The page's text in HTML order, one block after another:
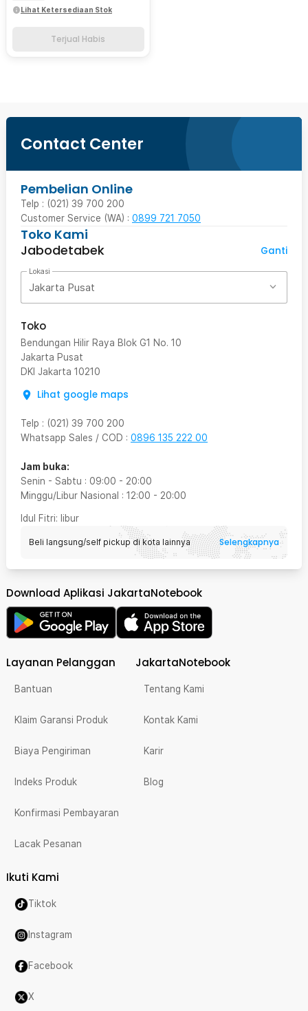
Lihat Ketersediaan Stok
Terjual Habis
Contact Center
Pembelian Online
Telp : (021) 39 700 200
Customer Service (WA) : 0899 721 7050
Toko Kami
Jabodetabek
Ganti
Lokasi
Jakarta Pusat
Toko
Bendungan Hilir Raya Blok G1 No. 10
Jakarta Pusat
DKI Jakarta 10210
Lihat google maps
Telp : (021) 39 700 200
Whatsapp Sales / COD : 0896 135 222 00
Jam buka:
Senin - Sabtu : 09:00 - 20:00
Minggu/Libur Nasional : 12:00 - 20:00
Idul Fitri: libur
Beli langsung/self pickup di kota lainnya Selengkapnya
Download Aplikasi JakartaNotebook
Layanan Pelanggan
Bantuan
Klaim Garansi Produk
Biaya Pengiriman
Indeks Produk
Konfirmasi Pembayaran
Lacak Pesanan
JakartaNotebook
Tentang Kami
Kontak Kami
Karir
Blog
Ikuti Kami
Tiktok
Instagram
Facebook
X